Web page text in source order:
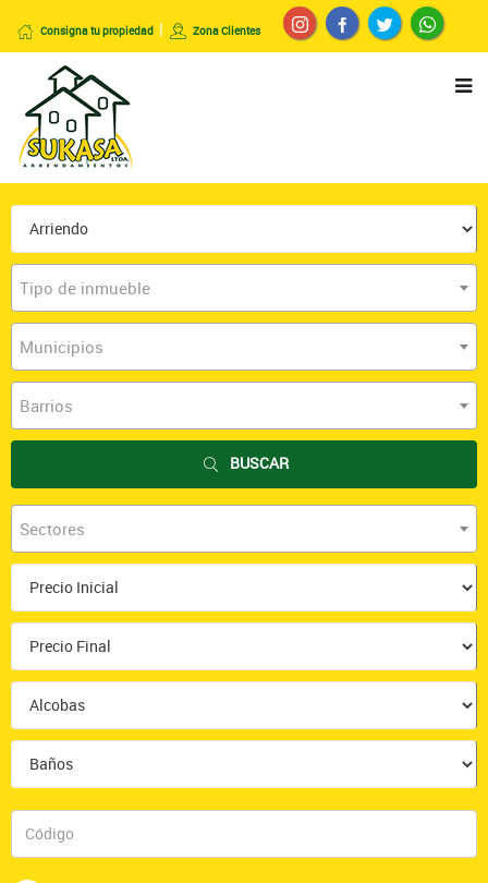
Consigna tu propiedad Zona Clientes
Tipo de inmueble
Municipios
Barrios
BUSCAR
Sectores